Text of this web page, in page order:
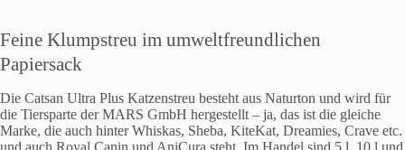
Feine Klumpstreu im umweltfreundlichen
Papiersack
Die Catsan Ultra Plus Katzenstreu besteht aus Naturton und wird für
die Tiersparte der MARS GmbH hergestellt – ja, das ist die gleiche
Marke, die auch hinter Whiskas, Sheba, KiteKat, Dreamies, Crave etc.
und auch Royal Canin und AniCura steht. Im Handel sind 5 l, 10 l und